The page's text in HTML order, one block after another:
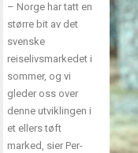
– Norge har tatt en
større bit av det
svenske
reiselivsmarkedet i
sommer, og vi
gleder oss over
denne utviklingen i
et ellers tøft
marked, sier Per-